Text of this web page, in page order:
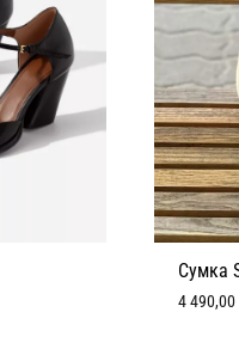
Сумка
4 490,00